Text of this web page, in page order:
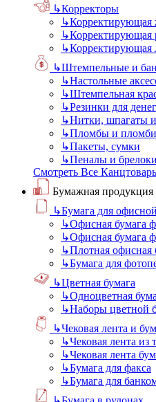
↳Корректоры
↳Корректирующая
↳Корректирующая
↳Корректирующая
↳Штемпельные и
↳Настольные
↳Штемпельная
↳Резинки для денег
↳Нитки, шпагаты
↳Пломбы и
↳Пакеты, сумки
↳Пеналы и брелоки
Смотреть Все
Бумажная продукция
↳Бумага для
↳Офисная бумага
↳Офисная бумага
↳Плотная офисная
↳Бумага для
↳Цветная бумага
↳Одноцветная
↳Наборы цветной
↳Чековая лента и
↳Чековая лента из
↳Чековая лента
↳Бумага для факса
↳Бумага для